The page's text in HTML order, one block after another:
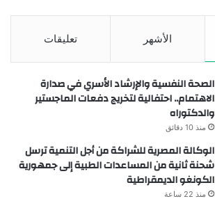
الأشهر تعليقات
الصحة النفسية والإرشاد الأسري في صدارة
الاهتمام.. احتفالية لتخريج دفعات الماجستير
والدكتوراه
منذ 10 دقائق
الوكالة المصرية للشراكة من أجل التنمية ترسل
شحنة ثانية من المساعدات الطبية إلى جمهورية
الكونغو الديمقراطية
منذ 22 ساعة